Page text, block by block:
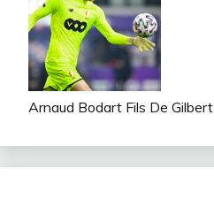
Arnaud Bodart Fils De Gilbert